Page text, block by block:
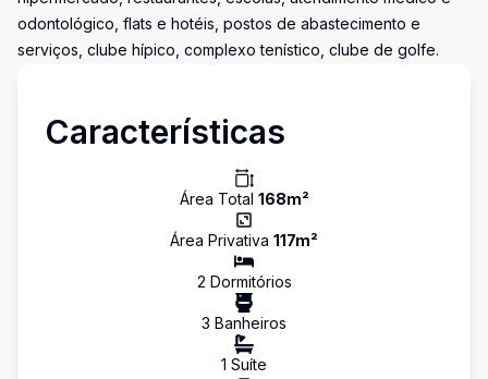
odontológico, flats e hotéis, postos de abastecimento e
serviços, clube hípico, complexo tenístico, clube de golfe.
Características
Área Total 168m²
Área Privativa 117m²
2 Dormitórios
3 Banheiros
1 Suíte